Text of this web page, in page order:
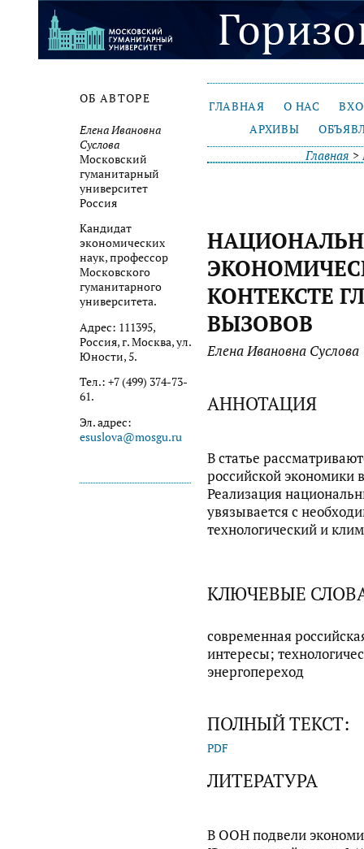
ОБ АВТОРЕ
Елена Ивановна
Суслова
Московский
гуманитарный
университет
Россия
Кандидат
экономических
наук, профессор
Московского
гуманитарного
университета.
Адрес: 111395,
Россия, г. Москва, ул.
Юности, 5.
Тел.: +7 (499) 374-73-
61.
Эл. адрес:
esuslova@mosgu.ru
ГЛАВНАЯ О НАС
АРХИВЫ
Главная >
КОНТЕКСТЕ
ВЫЗОВОВ
Елена Ивановна Суслова
АННОТАЦИЯ
В статье
российской экономики
Реализация
увязывается с
технологический и
КЛЮЧЕВЫЕ
современная
интересы;
энергопереход
ПОЛНЫЙ ТЕКСТ:
PDF
ЛИТЕРАТУРА
В ООН подвели